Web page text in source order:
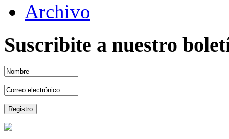
Archivo
Suscribite a nuestro